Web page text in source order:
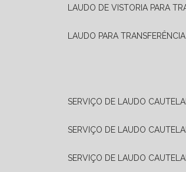
LAUDO DE VISTORIA PARA
LAUDO PARA
SERVIÇO DE LAUDO
SERVIÇO DE LAUDO
SERVIÇO DE LAUDO